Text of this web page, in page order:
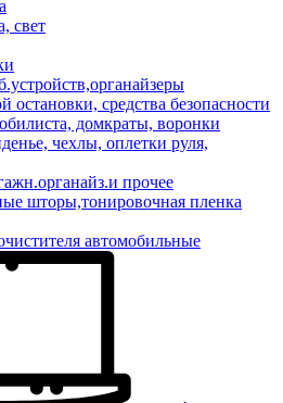
свет
остановки, средства безопасности
домкраты, воронки
чехлы, оплетки руля,
прочее
шторы,тонировочная пленка
автомобильные